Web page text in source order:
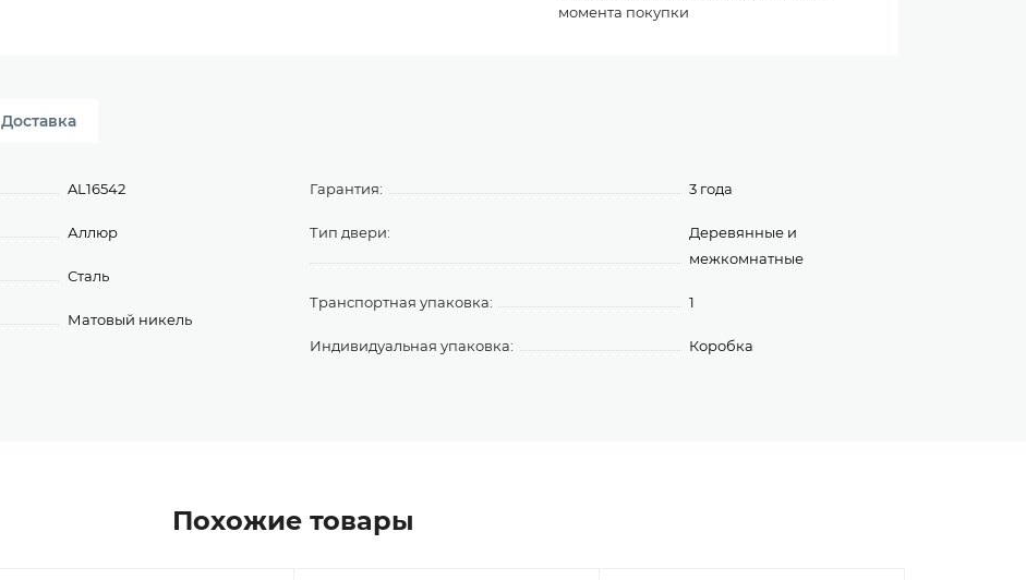
момента покупки
Доставка
AL16542
Аллюр
Сталь
Матовый никель
Гарантия: 3 года
Тип двери:
Деревянные и
межкомнатные
Транспортная упаковка: 1
Индивидуальная упаковка: Коробка
Похожие товары